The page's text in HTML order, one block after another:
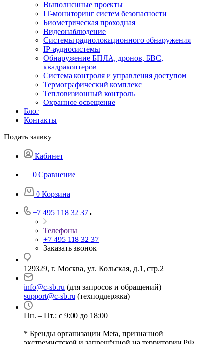
Выполненные проекты
IT-мониторинг систем безопасности
Биометрическая проходная
Видеонаблюдение
Системы радиолокационного обнаружения
IP-аудиосистемы
Обнаружение БПЛА, дронов, БВС,
квадракоптеров
Система контроля и управления доступом
Термографический комплекс
Тепловизионный контроль
Охранное освещение
Блог
Контакты
Подать заявку
Кабинет
0 Сравнение
0 Корзина
+7 495 118 32 37
Телефоны
+7 495 118 32 37
Заказать звонок
129329, г. Москва, ул. Кольская, д.1, стр.2
info@c-sb.ru (для запросов и обращений)
support@c-sb.ru (техподдержка)
Пн. – Пт.: с 9:00 до 18:00
* Бренды организации Meta, признанной
экстремистской и запрещённой на территории РФ